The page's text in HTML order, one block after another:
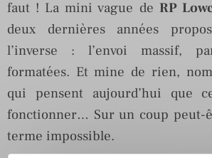
faut ! La mini vague de RP
deux dernières années
l’inverse : l’envoi massif,
formatées. Et mine de rien,
qui pensent aujourd’hui que
fonctionner… Sur un coup
terme impossible.